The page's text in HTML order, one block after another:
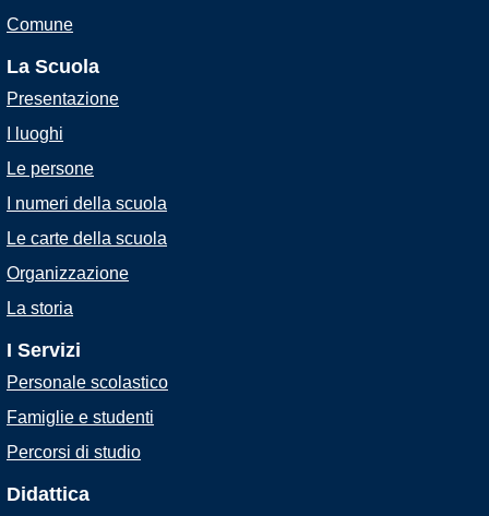
Comune
La Scuola
Presentazione
I luoghi
Le persone
I numeri della scuola
Le carte della scuola
Organizzazione
La storia
I Servizi
Personale scolastico
Famiglie e studenti
Percorsi di studio
Didattica